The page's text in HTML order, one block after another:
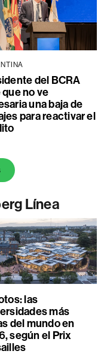
del BCRA
no ve
una baja de
para reactivar el
Línea
las
más
del mundo en
según el Prix